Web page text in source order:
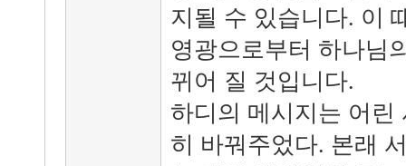
지될 수 있습니다. 이
영광으로부터 하나님
뀌어 질 것입니다.
하디의 메시지는 어린
히 바꿔주었다. 본래